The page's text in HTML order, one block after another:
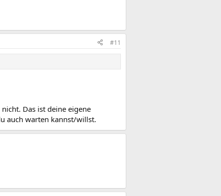
#11
Das ist deine eigene
auch warten kannst/willst.